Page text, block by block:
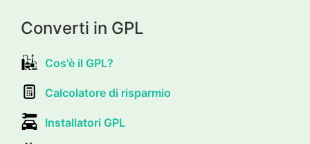
Converti in GPL
Cos'è il GPL?
Calcolatore di risparmio
Installatori GPL